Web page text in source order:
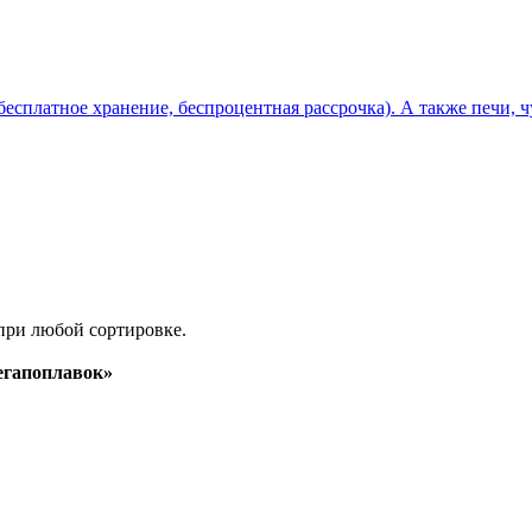
хранение, беспроцентная рассрочка). А также
любой сортировке.